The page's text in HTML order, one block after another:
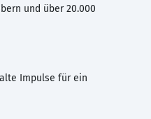
und über 20.000
Impulse für ein